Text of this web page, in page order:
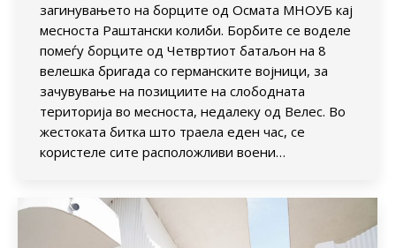
загинувањето на борците од Осмата МНОУБ кај
месноста Раштански колиби. Борбите се воделе
помеѓу борците од Четвртиот батаљон на 8
велешка бригада со германските војници, за
зачувување на позициите на слободната
територија во месноста, недалеку од Велес. Во
жестоката битка што траела еден час, се
користеле сите расположливи воени…